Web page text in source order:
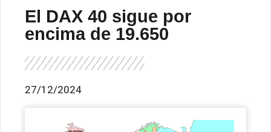
El DAX 40 sigue por
encima de 19.650
27/12/2024